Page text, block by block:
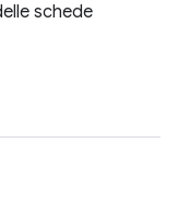
schede